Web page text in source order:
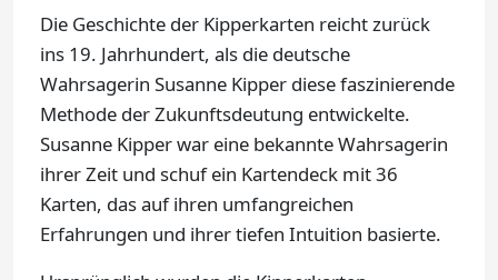
Die Geschichte der Kipperkarten reicht zurück
ins 19. Jahrhundert, als die deutsche
Wahrsagerin Susanne Kipper diese faszinierende
Methode der Zukunftsdeutung entwickelte.
Susanne Kipper war eine bekannte Wahrsagerin
ihrer Zeit und schuf ein Kartendeck mit 36
Karten, das auf ihren umfangreichen
Erfahrungen und ihrer tiefen Intuition basierte.